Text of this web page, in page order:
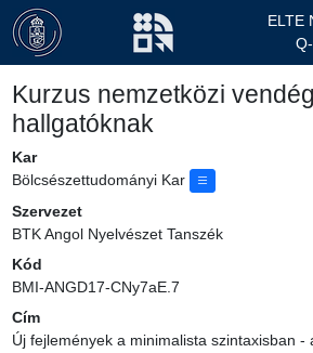
ELTE
Kurzus nemzetközi
hallgatóknak
Kar
Bölcsészettudományi Kar
Szervezet
BTK Angol Nyelvészet Tanszék
Kód
BMI-ANGD17-CNy7aE.7
Cím
Új fejlemények a minimalista szintaxisban -